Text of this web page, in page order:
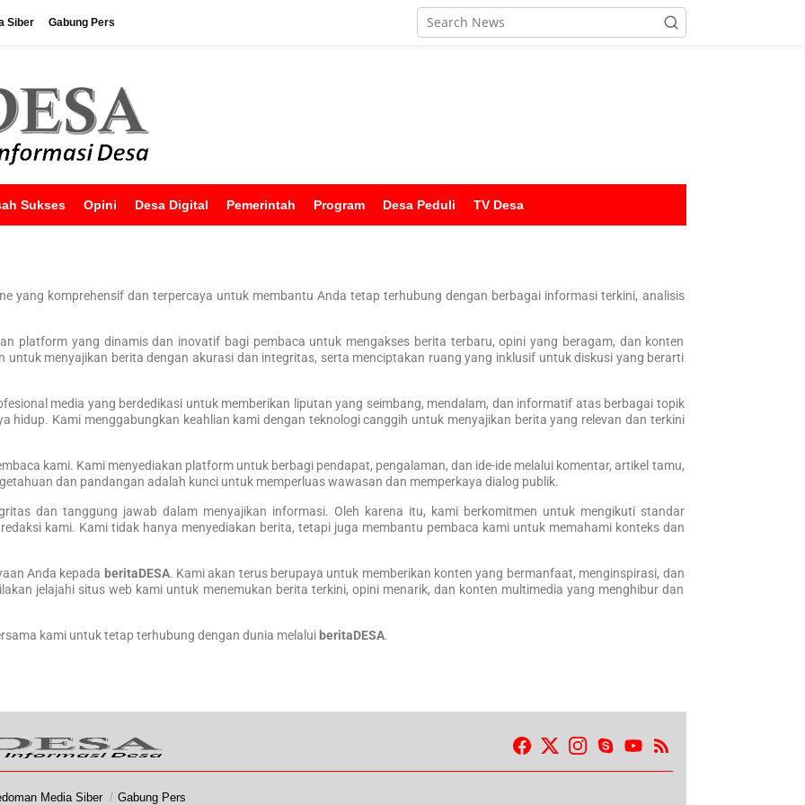
Siber Gabung Pers
Sukses Opini Desa Digital Pemerintah Program Desa Peduli TV Desa
yang komprehensif dan terpercaya untuk membantu Anda tetap terhubung dengan berbagai informasi terkini, analisis
platform yang dinamis dan inovatif bagi pembaca untuk mengakses berita terbaru, opini yang beragam, dan konten
untuk menyajikan berita dengan akurasi dan integritas, serta menciptakan ruang yang inklusif untuk diskusi yang berarti
media yang berdedikasi untuk memberikan liputan yang seimbang, mendalam, dan informatif atas berbagai topik
hidup. Kami menggabungkan keahlian kami dengan teknologi canggih untuk menyajikan berita yang relevan dan terkini
kami. Kami menyediakan platform untuk berbagi pendapat, pengalaman, dan ide-ide melalui komentar, artikel tamu,
dan pandangan adalah kunci untuk memperluas wawasan dan memperkaya dialog publik.
dan tanggung jawab dalam menyajikan informasi. Oleh karena itu, kami berkomitmen untuk mengikuti standar
kami. Kami tidak hanya menyediakan berita, tetapi juga membantu pembaca kami untuk memahami konteks dan
Anda kepada beritaDESA. Kami akan terus berupaya untuk memberikan konten yang bermanfaat, menginspirasi, dan
jelajahi situs web kami untuk menemukan berita terkini, opini menarik, dan konten multimedia yang menghibur dan
kami untuk tetap terhubung dengan dunia melalui beritaDESA.
Media Siber Gabung Pers